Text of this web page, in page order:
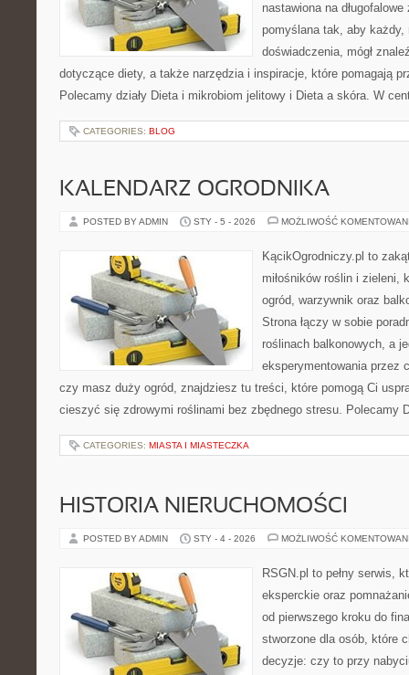
nastawiona na
pomyślana tak, aby każdy,
doświadczenia, mógł
dotyczące diety, a także narzędzia i inspiracje, które pomagają
Polecamy działy Dieta i mikrobiom jelitowy i Dieta a skóra. W
CATEGORIES: BLOG
KALENDARZ OGRODNIKA
POSTED BY ADMIN STY - 5 - 2026 MOŻLIWOŚĆ
KącikOgrodniczy.pl to
miłośników roślin i zieleni,
ogród, warzywnik oraz
Strona łączy w sobie
roślinach balkonowych, a
eksperymentowania przez
czy masz duży ogród, znajdziesz tu treści, które pomogą Ci
cieszyć się zdrowymi roślinami bez zbędnego stresu. Polecamy
CATEGORIES: MIASTA I MIASTECZKA
HISTORIA NIERUCHOMOŚCI
POSTED BY ADMIN STY - 4 - 2026 MOŻLIWOŚĆ
RSGN.pl to pełny serwis,
eksperckie oraz
od pierwszego kroku do
stworzone dla osób, które
decyzje: czy to przy